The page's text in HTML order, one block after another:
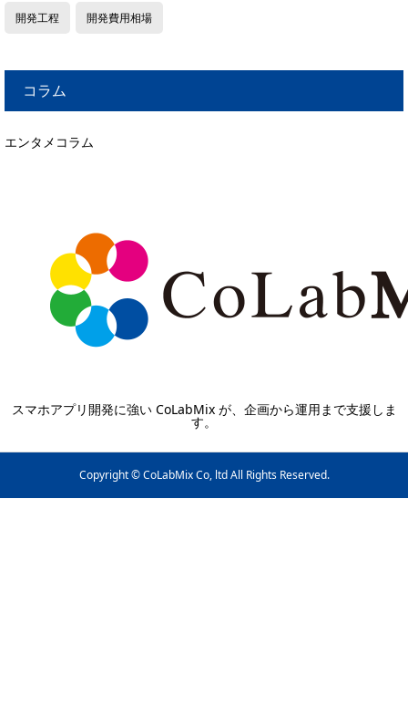
開発工程 開発費用相場
コラム
エンタメコラム
スマホアプリ開発に強い CoLabMix が、企画から運用まで支援しま
す。
Copyright © CoLabMix Co, ltd All Rights Reserved.